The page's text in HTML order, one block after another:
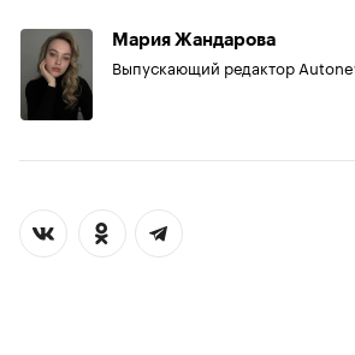
Мария Жандарова
Выпускающий редактор